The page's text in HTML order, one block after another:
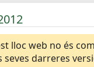
lloc web no és
seves darreres